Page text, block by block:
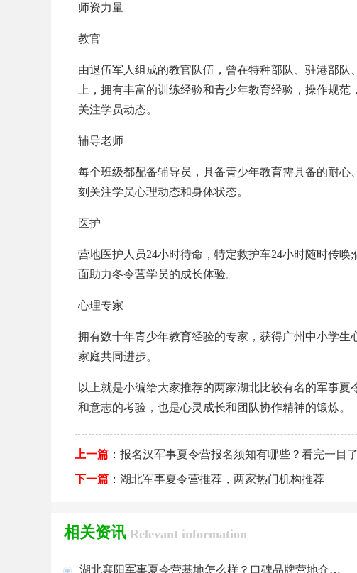
师资力量
教官
由退伍军人组成的教官队伍，曾在特种部队、驻港部
上，拥有丰富的训练经验和青少年教育经验，操作规
关注学员动态。
辅导老师
每个班级都配备辅导员，具备青少年教育需具备的耐
刻关注学员心理动态和身体状态。
医护
营地医护人员24小时待命，特定救护车24小时随时传
面助力冬令营学员的成长体验。
心理专家
拥有数十年青少年教育经验的专家，获得广州中小学
家庭共同进步。
以上就是小编给大家推荐的两家湖北比较有名的军事
和意志的考验，也是心灵成长和团队协作精神的锻炼。
上一篇： 报名汉军事夏令营报名须知有哪些？看完一目了
下一篇： 湖北军事夏令营推荐，两家热门机构推荐
相关资讯 Relevant information
湖北襄阳军事夏令营基地怎么样？口碑品牌营地介绍！